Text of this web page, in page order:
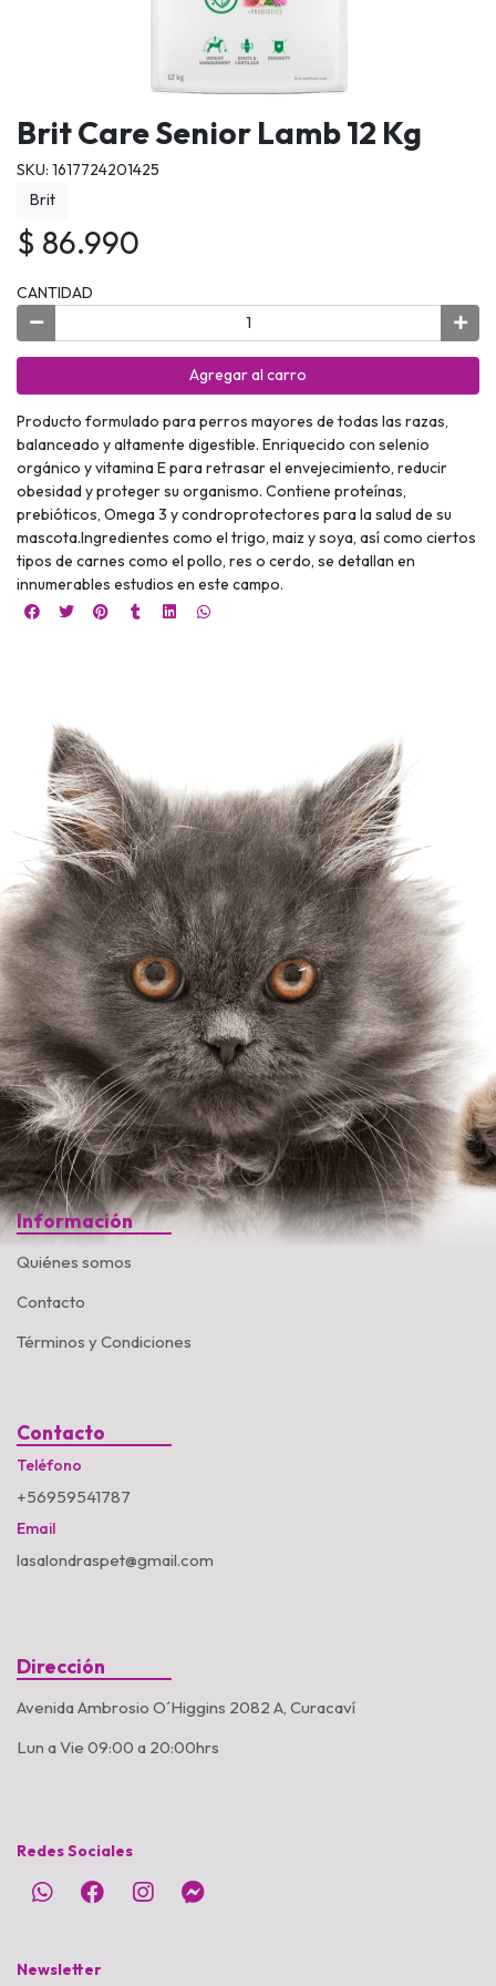
Brit Care Senior Lamb 12 Kg
SKU: 1617724201425
Brit
$ 86.990
CANTIDAD
Agregar al carro
Producto formulado para perros mayores de todas las razas,
balanceado y altamente digestible. Enriquecido con selenio
orgánico y vitamina E para retrasar el envejecimiento, reducir
obesidad y proteger su organismo. Contiene proteínas,
prebióticos, Omega 3 y condroprotectores para la salud de su
mascota.Ingredientes como el trigo, maiz y soya, así como ciertos
tipos de carnes como el pollo, res o cerdo, se detallan en
innumerables estudios en este campo.
Información
Quiénes somos
Contacto
Términos y Condiciones
Contacto
Teléfono
+56959541787
Email
lasalondraspet@gmail.com
Dirección
Avenida Ambrosio O´Higgins 2082 A, Curacaví
Lun a Vie 09:00 a 20:00hrs
Redes Sociales
Newsletter